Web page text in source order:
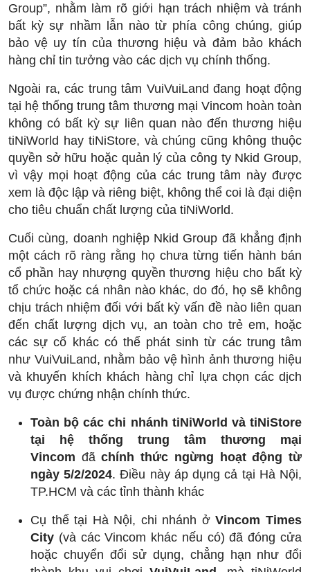
Group”, nhằm làm rõ giới hạn trách nhiệm và tránh
bất kỳ sự nhầm lẫn nào từ phía công chúng, giúp
bảo vệ uy tín của thương hiệu và đảm bảo khách
hàng chỉ tin tưởng vào các dịch vụ chính thống.
Ngoài ra, các trung tâm VuiVuiLand đang hoạt động
tại hệ thống trung tâm thương mại Vincom hoàn toàn
không có bất kỳ sự liên quan nào đến thương hiệu
tiNiWorld hay tiNiStore, và chúng cũng không thuộc
quyền sở hữu hoặc quản lý của công ty Nkid Group,
vì vậy mọi hoạt động của các trung tâm này được
xem là độc lập và riêng biệt, không thể coi là đại diện
cho tiêu chuẩn chất lượng của tiNiWorld.
Cuối cùng, doanh nghiệp Nkid Group đã khẳng định
một cách rõ ràng rằng họ chưa từng tiến hành bán
cổ phần hay nhượng quyền thương hiệu cho bất kỳ
tổ chức hoặc cá nhân nào khác, do đó, họ sẽ không
chịu trách nhiệm đối với bất kỳ vấn đề nào liên quan
đến chất lượng dịch vụ, an toàn cho trẻ em, hoặc
các sự cố khác có thể phát sinh từ các trung tâm
như VuiVuiLand, nhằm bảo vệ hình ảnh thương hiệu
và khuyến khích khách hàng chỉ lựa chọn các dịch
vụ được chứng nhận chính thức.
Toàn bộ các chi nhánh tiNiWorld và tiNiStore
tại hệ thống trung tâm thương mại
Vincom đãchính thức ngừng hoạt động từ
ngày 5/2/2024. Điều này áp dụng cả tại Hà Nội,
TP.HCM và các tỉnh thành khác
Cụ thể tại Hà Nội, chi nhánh ởVincom Times
City (và các Vincom khác nếu có) đã đóng cửa
hoặc chuyển đổi sử dụng, chẳng hạn như đổi